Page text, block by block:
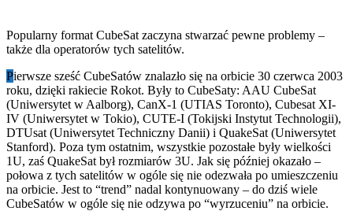
Popularny format CubeSat zaczyna stwarzać pewne problemy –
także dla operatorów tych satelitów.
Pierwsze sześć CubeSatów znalazło się na orbicie 30 czerwca 2003
roku, dzięki rakiecie Rokot. Były to CubeSaty: AAU CubeSat
(Uniwersytet w Aalborg), CanX-1 (UTIAS Toronto), Cubesat XI-
IV (Uniwersytet w Tokio), CUTE-I (Tokijski Instytut Technologii),
DTUsat (Uniwersytet Techniczny Danii) i QuakeSat (Uniwersytet
Stanford). Poza tym ostatnim, wszystkie pozostałe były wielkości
1U, zaś QuakeSat był rozmiarów 3U. Jak się później okazało –
połowa z tych satelitów w ogóle się nie odezwała po umieszczeniu
na orbicie. Jest to “trend” nadal kontynuowany – do dziś wiele
CubeSatów w ogóle się nie odzywa po “wyrzuceniu” na orbicie.